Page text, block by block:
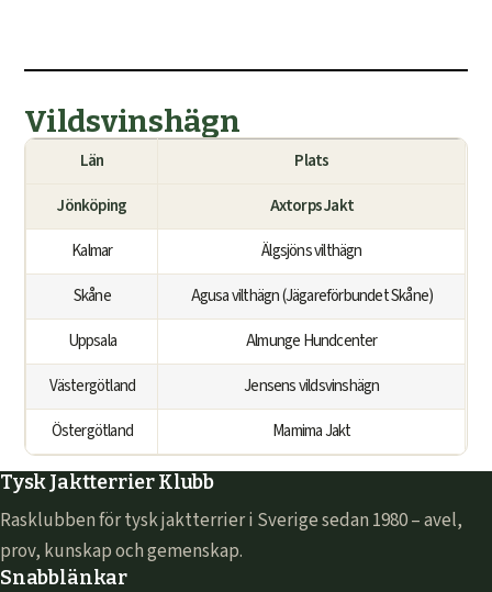
Vildsvinshägn
Län
Plats
Jönköping
Axtorps Jakt
Kalmar
Älgsjöns vilthägn
Skåne
Agusa vilthägn (Jägareförbundet Skåne)
Uppsala
Almunge Hundcenter
Västergötland
Jensens vildsvinshägn
Östergötland
Mamima Jakt
Tysk Jaktterrier Klubb
Rasklubben för tysk jaktterrier i Sverige sedan 1980 – avel,
prov, kunskap och gemenskap.
Snabblänkar